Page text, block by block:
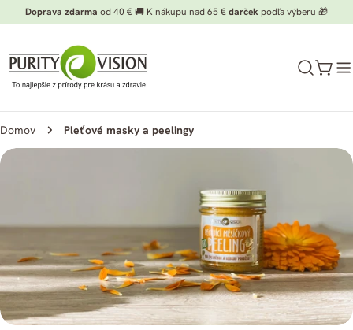
Preskočiť
obsah
Doprava zdarma od 40 € 🚚 K nákupu nad 65 €darčekpodľa výberu 🎁
Domov Pleťové masky a peelingy